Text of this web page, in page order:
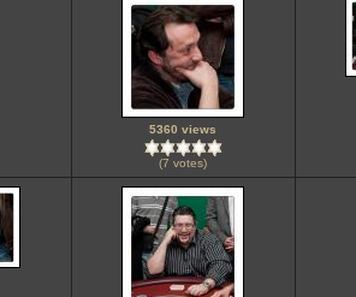
5360 views
(7 votes)